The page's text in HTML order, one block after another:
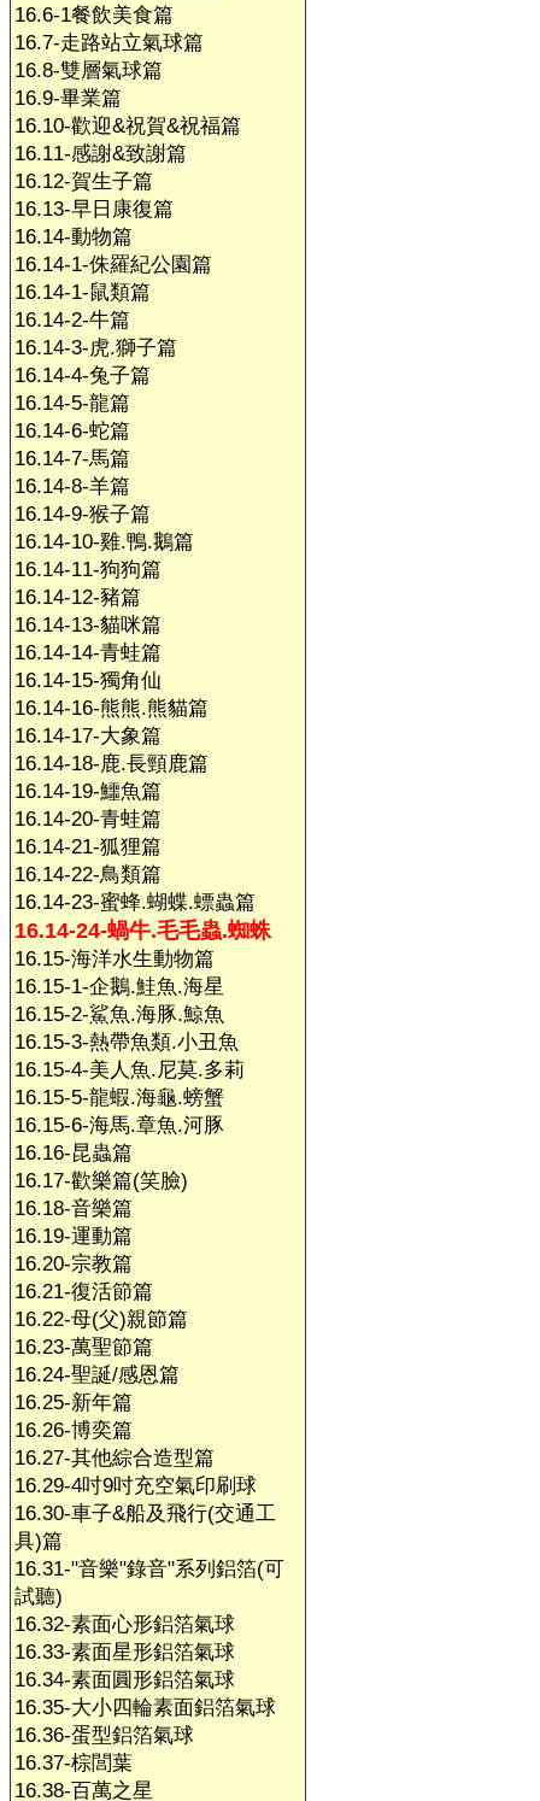
16.6-1餐飲美食篇
16.7-走路站立氣球篇
16.8-雙層氣球篇
16.9-畢業篇
16.10-歡迎&祝賀&祝福篇
16.11-感謝&致謝篇
16.12-賀生子篇
16.13-早日康復篇
16.14-動物篇
16.14-1-侏羅紀公園篇
16.14-1-鼠類篇
16.14-2-牛篇
16.14-3-虎.獅子篇
16.14-4-兔子篇
16.14-5-龍篇
16.14-6-蛇篇
16.14-7-馬篇
16.14-8-羊篇
16.14-9-猴子篇
16.14-10-雞.鴨.鵝篇
16.14-11-狗狗篇
16.14-12-豬篇
16.14-13-貓咪篇
16.14-14-青蛙篇
16.14-15-獨角仙
16.14-16-熊熊.熊貓篇
16.14-17-大象篇
16.14-18-鹿.長頸鹿篇
16.14-19-鱷魚篇
16.14-20-青蛙篇
16.14-21-狐狸篇
16.14-22-鳥類篇
16.14-23-蜜蜂.蝴蝶.螵蟲篇
16.14-24-蝸牛.毛毛蟲.蜘蛛
16.15-海洋水生動物篇
16.15-1-企鵝.鮭魚.海星
16.15-2-鯊魚.海豚.鯨魚
16.15-3-熱帶魚類.小丑魚
16.15-4-美人魚.尼莫.多莉
16.15-5-龍蝦.海龜.螃蟹
16.15-6-海馬.章魚.河豚
16.16-昆蟲篇
16.17-歡樂篇(笑臉)
16.18-音樂篇
16.19-運動篇
16.20-宗教篇
16.21-復活節篇
16.22-母(父)親節篇
16.23-萬聖節篇
16.24-聖誕/感恩篇
16.25-新年篇
16.26-博奕篇
16.27-其他綜合造型篇
16.29-4吋9吋充空氣印刷球
16.30-車子&船及飛行(交通工
具)篇
16.31-"音樂"錄音"系列鋁箔(可
試聽)
16.32-素面心形鋁箔氣球
16.33-素面星形鋁箔氣球
16.34-素面圓形鋁箔氣球
16.35-大小四輪素面鋁箔氣球
16.36-蛋型鋁箔氣球
16.37-棕閭葉
16.38-百萬之星